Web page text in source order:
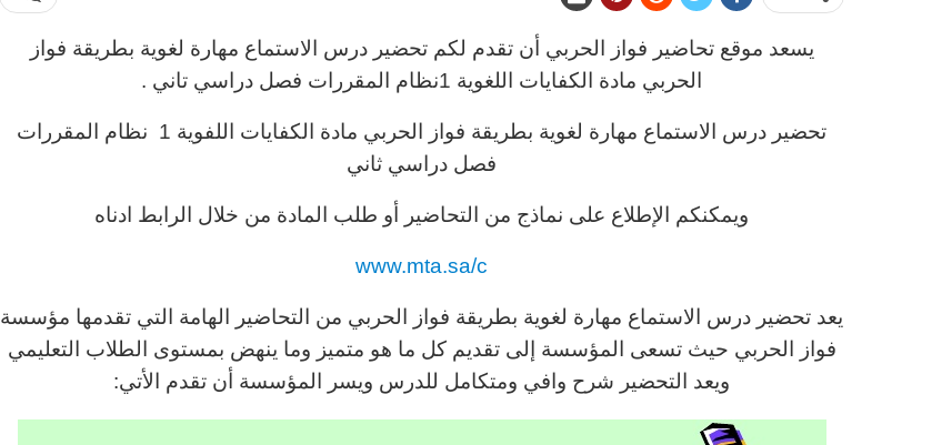
يسعد موقع تحاضير فواز الحربي أن تقدم لكم تحضير درس الاستماع مهارة لغوية بطريقة فواز
الحربي مادة الكفايات اللغوية 1نظام المقررات فصل دراسي تاني .
تحضير درس الاستماع مهارة لغوية بطريقة فواز الحربي مادة الكفايات اللفوية 1 نظام المقررات
فصل دراسي ثاني
ويمكنكم الإطلاع على نماذج من التحاضير أو طلب المادة من خلال الرابط ادناه
www.mta.sa/c
يعد تحضير درس الاستماع مهارة لغوية بطريقة فواز الحربي من التحاضير الهامة التي تقدمها مؤسسة
فواز الحربي حيث تسعى المؤسسة إلى تقديم كل ما هو متميز وما ينهض بمستوى الطلاب التعليمي
ويعد التحضير شرح وافي ومتكامل للدرس ويسر المؤسسة أن تقدم الأتي: